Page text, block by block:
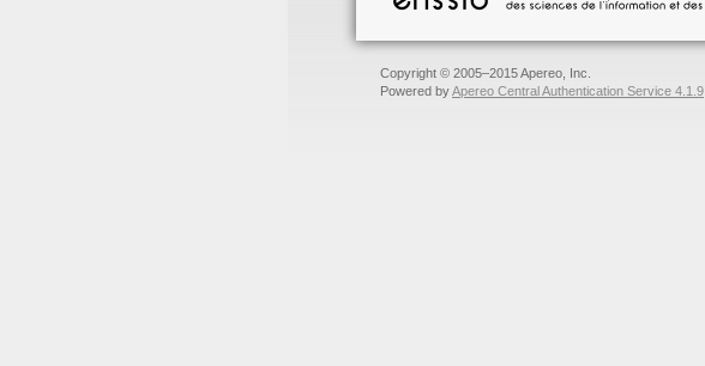
Copyright © 2005–2015 Apereo, Inc.
Powered byApereo Central Authentication Service 4.1.9